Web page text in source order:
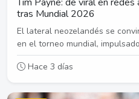
tras Mundial 2026
El lateral neozelandés se
en el torneo mundial,
Hace 3 días